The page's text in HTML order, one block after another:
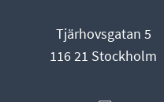
Tjärhovsgatan 5
116 21 Stockholm